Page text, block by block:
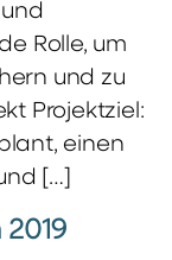
Rolle, um
und zu
Projektziel:
einen
[…]